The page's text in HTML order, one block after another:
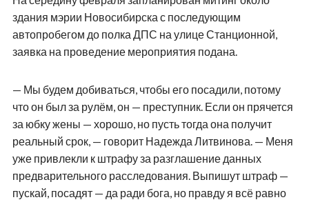
здания мэрии Новосибирска с последующим
автопробегом до полка ДПС на улице Станционной,
заявка на проведение мероприятия подана.
— Мы будем добиваться, чтобы его посадили, потому
что он был за рулём, он — преступник. Если он прячется
за юбку жены — хорошо, но пусть тогда она получит
реальный срок, — говорит Надежда Литвинова. — Меня
уже привлекли к штрафу за разглашение данных
предварительного расследования. Выпишут штраф —
пускай, посадят — да ради бога, но правду я всё равно